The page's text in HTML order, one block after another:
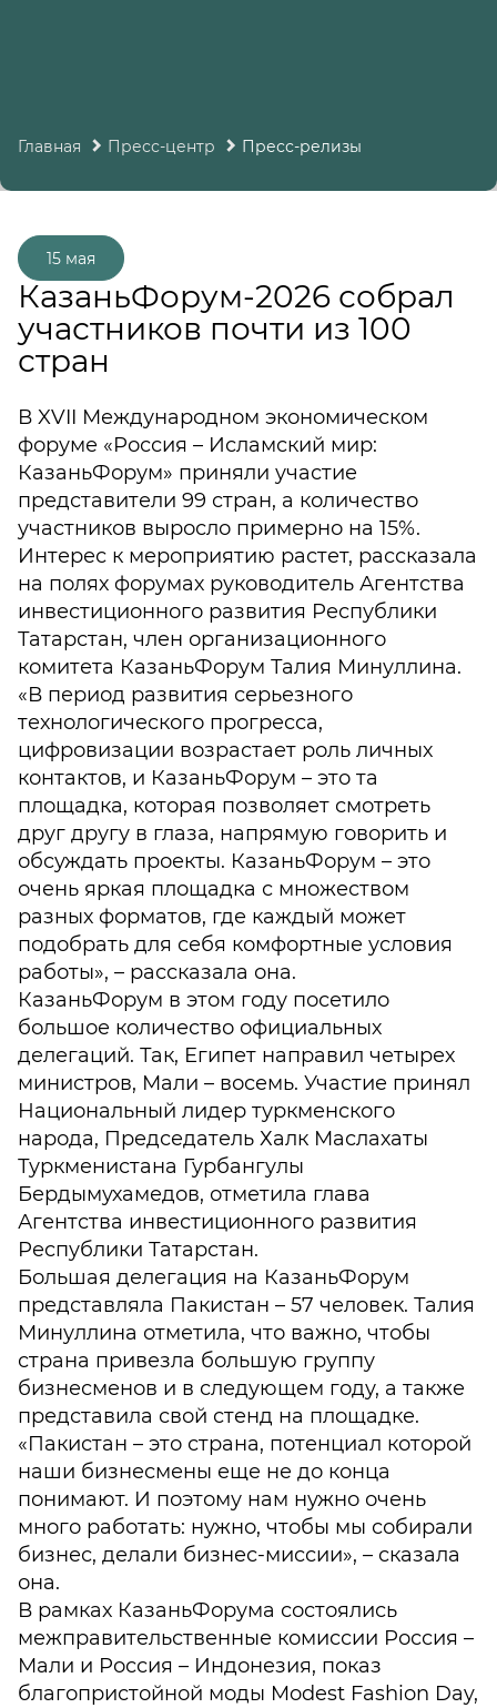
Главная Пресс-центр Пресс-релизы
КазаньФорум-2026 собрал
участников почти из 100
стран
15 мая
В XVII Международном экономическом
форуме «Россия – Исламский мир:
КазаньФорум» приняли участие
представители 99 стран, а количество
участников выросло примерно на 15%.
Интерес к мероприятию растет, рассказала
на полях форумах руководитель Агентства
инвестиционного развития Республики
Татарстан, член организационного
комитета КазаньФорум Талия Минуллина.
«В период развития серьезного
технологического прогресса,
цифровизации возрастает роль личных
контактов, и КазаньФорум – это та
площадка, которая позволяет смотреть
друг другу в глаза, напрямую говорить и
обсуждать проекты. КазаньФорум – это
очень яркая площадка с множеством
разных форматов, где каждый может
подобрать для себя комфортные условия
работы», – рассказала она.
КазаньФорум в этом году посетило
большое количество официальных
делегаций. Так, Египет направил четырех
министров, Мали – восемь. Участие принял
Национальный лидер туркменского
народа, Председатель Халк Маслахаты
Туркменистана Гурбангулы
Бердымухамедов, отметила глава
Агентства инвестиционного развития
Республики Татарстан.
Большая делегация на КазаньФорум
представляла Пакистан – 57 человек. Талия
Минуллина отметила, что важно, чтобы
страна привезла большую группу
бизнесменов и в следующем году, а также
представила свой стенд на площадке.
«Пакистан – это страна, потенциал которой
наши бизнесмены еще не до конца
понимают. И поэтому нам нужно очень
много работать: нужно, чтобы мы собирали
бизнес, делали бизнес-миссии», – сказала
она.
В рамках КазаньФорума состоялись
межправительственные комиссии Россия –
Мали и Россия – Индонезия, показ
благопристойной моды Modest Fashion Day,